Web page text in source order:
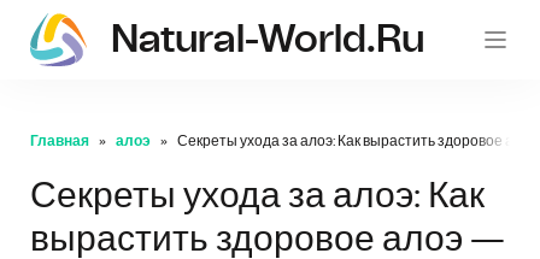
Natural-World.ru
Главная алоэ Секреты ухода за алоэ: Как вырастить здоровое
Секреты ухода за алоэ: Как
вырастить здоровое алоэ —